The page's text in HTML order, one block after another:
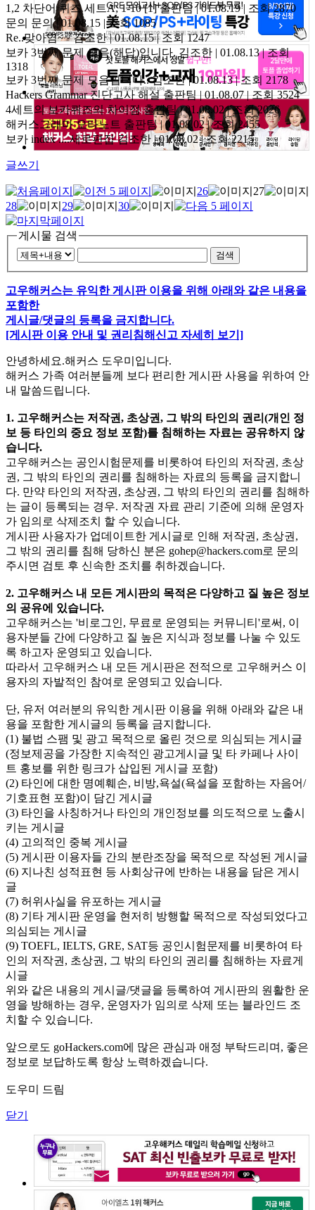
1,2 차단어 퀴즈 세트A; 1-10[1] 출판팀 | 01.08.19 | 조회 2870
문의 문의 | 01.08.15 | 조회 1085
Re..맞아염~~김조한 | 01.08.15 | 조회 1247
보카 3번째 문제 모음(해답)입니다. 김조한 | 01.08.13 | 조회
1318
보카 3번째 문제 모음입니다..김조한 | 01.08.13 | 조회 2178
Hackers Grammar 진단고사 해설출판팀 | 01.08.07 | 조회 3524
4세트의 보카퀴즈의 차이점출판팀 | 01.08.02 | 조회 2026
해커스그래마 오타노트 출판팀 | 01.08.02 | 조회 2455
보카 index ....세로편집김조한 | 01.08.02 | 조회 2215
글쓰기
26
27
28
29 30
게시물 검색
검색
고우해커스는 유익한 게시판 이용을 위해 아래와 같은 내용을
포함한
게시글/댓글의 등록을 금지합니다.
[게시판 이용 안내 및 권리침해신고 자세히 보기]
안녕하세요.해커스 도우미입니다.
해커스 가족 여러분들께 보다 편리한 게시판 사용을 위하여 안
내 말씀드립니다.
1. 고우해커스는 저작권, 초상권, 그 밖의 타인의 권리(개인 정
보 등 타인의 중요 정보 포함)를 침해하는 자료는 공유하지 않
습니다.
고우해커스는 공인시험문제를 비롯하여 타인의 저작권, 초상
권, 그 밖의 타인의 권리를 침해하는 자료의 등록을 금지합니
다. 만약 타인의 저작권, 초상권, 그 밖의 타인의 권리를 침해하
는 글이 등록되는 경우. 저작권 자료 관리 기준에 의해 운영자
가 임의로 삭제조치 할 수 있습니다.
게시판 사용자가 업데이트한 게시글로 인해 저작권, 초상권,
그 밖의 권리를 침해 당하신 분은 gohep@hackers.com로 문의
주시면 검토 후 신속한 조치를 취하겠습니다.
2. 고우해커스 내 모든 게시판의 목적은 다양하고 질 높은 정보
의 공유에 있습니다.
고우해커스는 '비로그인, 무료로 운영되는 커뮤니티'로써, 이
용자분들 간에 다양하고 질 높은 지식과 정보를 나눌 수 있도
록 하고자 운영되고 있습니다.
따라서 고우해커스 내 모든 게시판은 전적으로 고우해커스 이
용자의 자발적인 참여로 운영되고 있습니다.
단, 유저 여러분의 유익한 게시판 이용을 위해 아래와 같은 내
용을 포함한 게시글의 등록을 금지합니다.
(1) 불법 스팸 및 광고 목적으로 올린 것으로 의심되는 게시글
(정보제공을 가장한 지속적인 광고게시글 및 타 카페나 사이
트 홍보를 위한 링크가 삽입된 게시글 포함)
(2) 타인에 대한 명예훼손, 비방,욕설(욕설을 포함하는 자음어/
기호표현 포함)이 담긴 게시글
(3) 타인을 사칭하거나 타인의 개인정보를 의도적으로 노출시
키는 게시글
(4) 고의적인 중복 게시글
(5) 게시판 이용자들 간의 분란조장을 목적으로 작성된 게시글
(6) 지나친 성적표현 등 사회상규에 반하는 내용을 담은 게시
글
(7) 허위사실을 유포하는 게시글
(8) 기타 게시판 운영을 현저히 방행할 목적으로 작성되었다고
의심되는 게시글
(9) TOEFL, IELTS, GRE, SAT등 공인시험문제를 비롯하여 타
인의 저작권, 초상권, 그 밖의 타인의 권리를 침해하는 자료게
시글
위와 같은 내용의 게시글/댓글을 등록하여 게시판의 원활한 운
영을 방해하는 경우, 운영자가 임의로 삭제 또는 블라인드 조
치할 수 있습니다.
앞으로도 goHackers.com에 많은 관심과 애정 부탁드리며, 좋은
정보로 보답하도록 항상 노력하겠습니다.
도우미 드림
닫기